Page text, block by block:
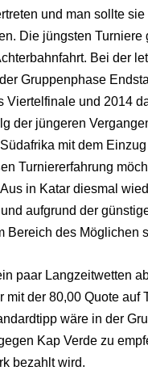
und man sollte sie
Die jüngsten Turniere
Bei der
Gruppenphase
Viertelfinale und 2014
der jüngeren
mit dem
Turniererfahrung
in Katar diesmal
aufgrund der
Bereich des Möglichen
paar Langzeitwetten
mit der 80,00 Quote auf
wäre in der
Kap Verde zu
bezahlt wird.